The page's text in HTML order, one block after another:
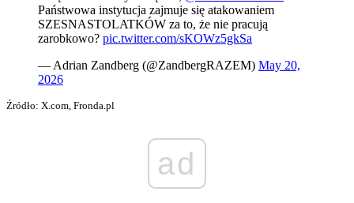
Państwowa instytucja zajmuje się atakowaniem
SZESNASTOLATKÓW za to, że nie pracują
zarobkowo? pic.twitter.com/sKOWz5gkSa
— Adrian Zandberg (@ZandbergRAZEM) May 20,
2026
Źródło: X.com, Fronda.pl
ad